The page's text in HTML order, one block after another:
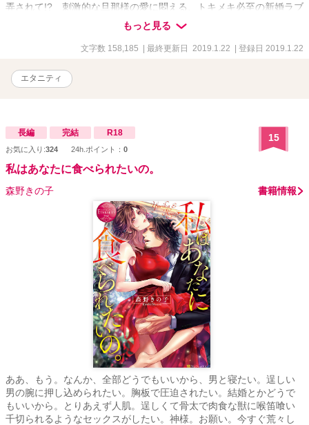
弄されて!? 刺激的な旦那様の愛に悶える、トキメキ必至の新婚ラブ
もっと見る
文字数 158,185 | 最終更新日 2019.1.22 | 登録日 2019.1.22
エタニティ
長編 完結 R18
お気に入り:324 24h.ポイント： 0
15
私はあなたに食べられたいの。
森野きの子 書籍情報
ああ、もう。なんか、全部どうでもいいから、男と寝たい。逞しい
男の腕に押し込められたい。胸板で圧迫されたい。結婚とかどうで
もいいから。とりあえず人肌。逞しくて骨太で肉食な獣に喉笛喰い
千切られるようなセックスがしたい。神様。お願い。今すぐ荒々し